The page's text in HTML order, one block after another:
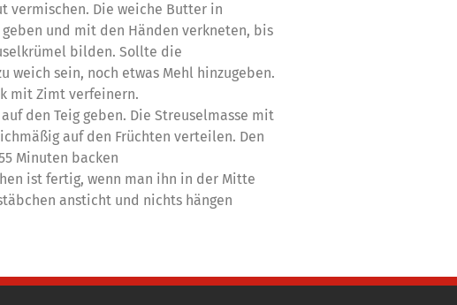
vermischen. Die weiche Butter in
und mit den Händen verkneten, bis
bilden. Sollte die
weich sein, noch etwas Mehl hinzugeben.
mit Zimt verfeinern.
den Teig geben. Die Streuselmasse mit
auf den Früchten verteilen. Den
Minuten backen
ist fertig, wenn man ihn in der Mitte
ansticht und nichts hängen